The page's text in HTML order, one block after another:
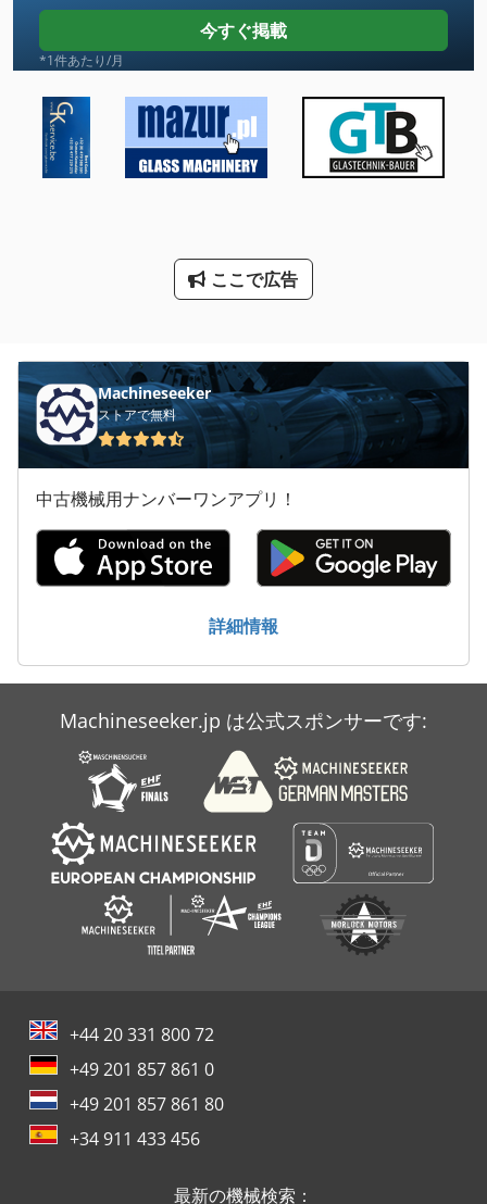
Herbort Bvba
International 433
Kgs 1670
Ng 200
ファン ガラスドアの冷蔵庫
ファン 送風機
建設 用 クレーン
汎用 フライス盤
産業用掃除機
今すぐ掲載
*1件あたり/月
ここで広告
Machineseeker
ストアで無料
中古機械用ナンバーワンアプリ！
詳細情報
Machineseeker.jp は公式スポンサーです:
+44 20 331 800 72
+49 201 857 861 0
+49 201 857 861 80
+34 911 433 456
最新の機械検索：